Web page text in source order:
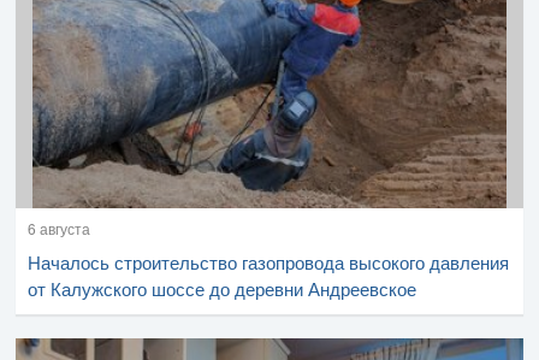
6 августа
Началось строительство газопровода высокого давления
от Калужского шоссе до деревни Андреевское